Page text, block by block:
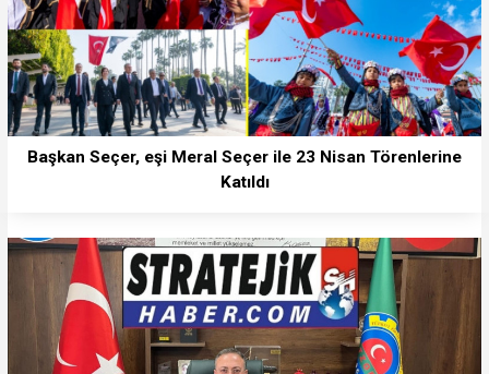
Başkan Seçer, eşi Meral Seçer ile 23 Nisan Törenlerine
Katıldı